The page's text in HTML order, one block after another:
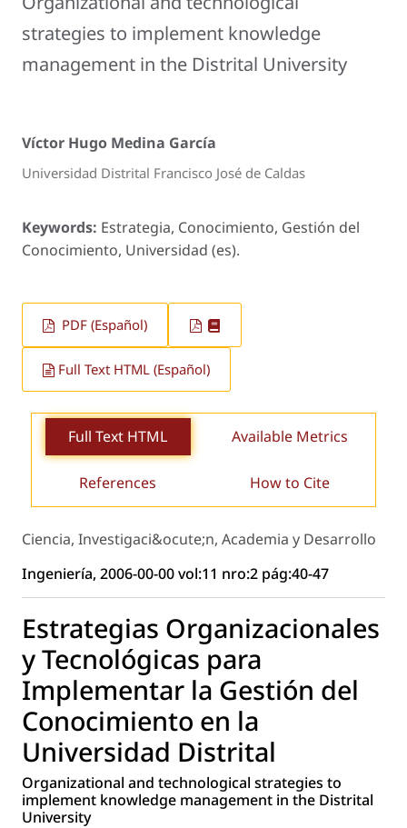
strategies to implement knowledge
management in the Distrital University
Víctor Hugo Medina García
Universidad Distrital Francisco José de Caldas
Keywords: Estrategia, Conocimiento, Gestión del
Conocimiento, Universidad (es).
PDF (Español)
Full Text HTML (Español)
Full Text HTML Available Metrics
References How to Cite
Ciencia, Investigaci&ocute;n, Academia y Desarrollo
Ingeniería, 2006-00-00 vol:11 nro:2 pág:40-47
Estrategias Organizacionales
y Tecnológicas para
Implementar la Gestión del
Conocimiento en la
Universidad Distrital
Organizational and technological strategies to
implement knowledge management in the Distrital
University